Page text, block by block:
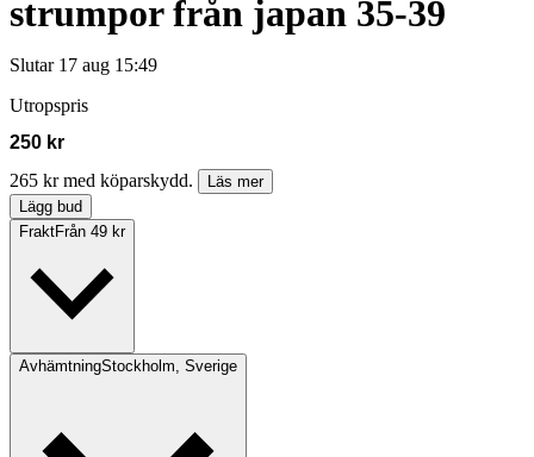
strumpor från japan 35-39
Slutar 17 aug 15:49
Utropspris
250 kr
265 kr med köparskydd.
Läs mer
Lägg bud
FraktFrån 49 kr
AvhämtningStockholm, Sverige